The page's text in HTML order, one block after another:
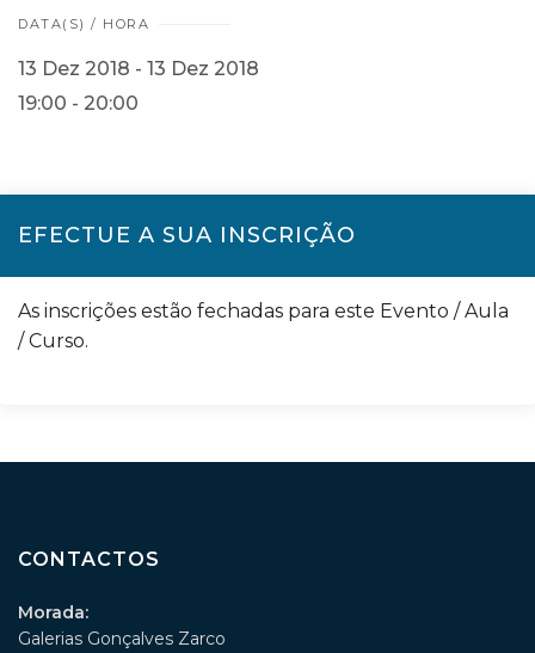
DATA(S) / HORA
13 Dez 2018 - 13 Dez 2018
19:00 - 20:00
EFECTUE A SUA INSCRIÇÃO
As inscrições estão fechadas para este Evento / Aula
/ Curso.
CONTACTOS
Morada:
Galerias Gonçalves Zarco